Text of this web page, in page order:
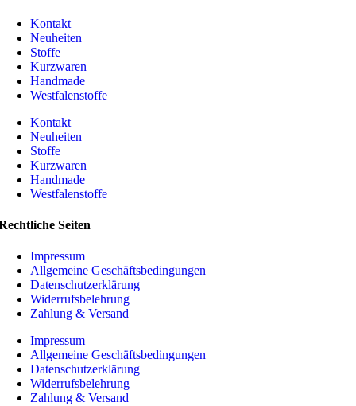
Kontakt
Neuheiten
Stoffe
Kurzwaren
Handmade
Westfalenstoffe
Kontakt
Neuheiten
Stoffe
Kurzwaren
Handmade
Westfalenstoffe
Seiten
Impressum
Allgemeine Geschäftsbedingungen
Datenschutzerklärung
Widerrufsbelehrung
Zahlung & Versand
Impressum
Allgemeine Geschäftsbedingungen
Datenschutzerklärung
Widerrufsbelehrung
Zahlung & Versand